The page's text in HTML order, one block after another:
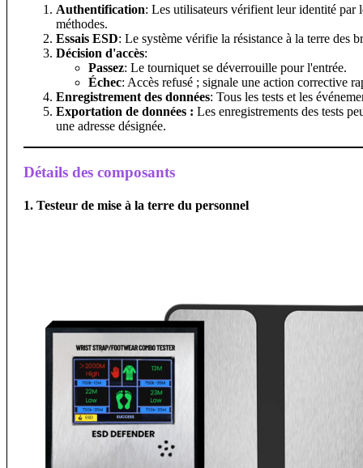
Authentification: Les utilisateurs vérifient leur identité par
méthodes.
Essais ESD: Le système vérifie la résistance à la terre des
Décision d'accès:
Passez: Le tourniquet se déverrouille pour l'entrée.
Échec: Accès refusé ; signale une action corrective
Enregistrement des données: Tous les tests et les
Exportation de données : Les enregistrements des tests
une adresse désignée.
Détails des composants
1. Testeur de mise à la terre du personnel